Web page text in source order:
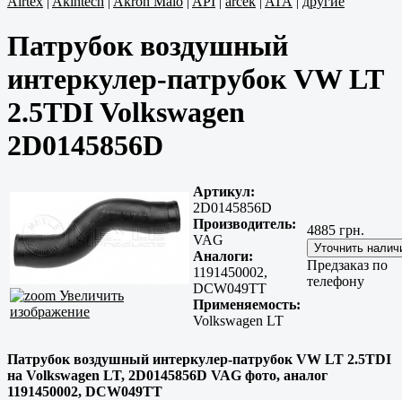
Патрубок воздушный
интеркулер-патрубок VW LT
2.5TDI Volkswagen
2D0145856D
Увеличить
изображение
Артикул:
2D0145856D
Производитель:
VAG
Аналоги:
1191450002,
DCW049TT
Применяемость:
Volkswagen LT
4885 грн.
Предзаказ по
телефону
Патрубок воздушный интеркулер-патрубок VW LT 2.5TDI
на Volkswagen LT, 2D0145856D VAG фото, аналог
1191450002, DCW049TT